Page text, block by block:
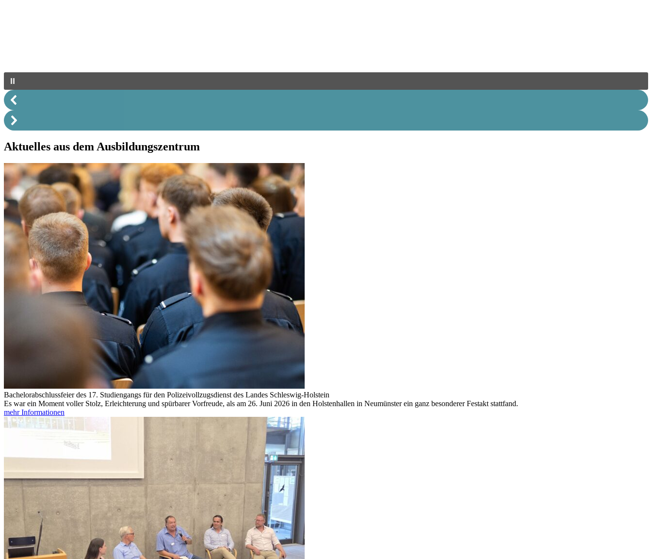
Aktuelles aus dem Ausbildungszentrum
Bachelorabschlussfeier des 17. Studiengangs für den Polizeivollzugsdienst des Landes Schleswig-Holstein
Es war ein Moment voller Stolz, Erleichterung und spürbarer Vorfreude, als am 26. Juni 2026 in den Holstenhallen in Neumünster ein ganz besonderer Festakt stattfand.
mehr Informationen